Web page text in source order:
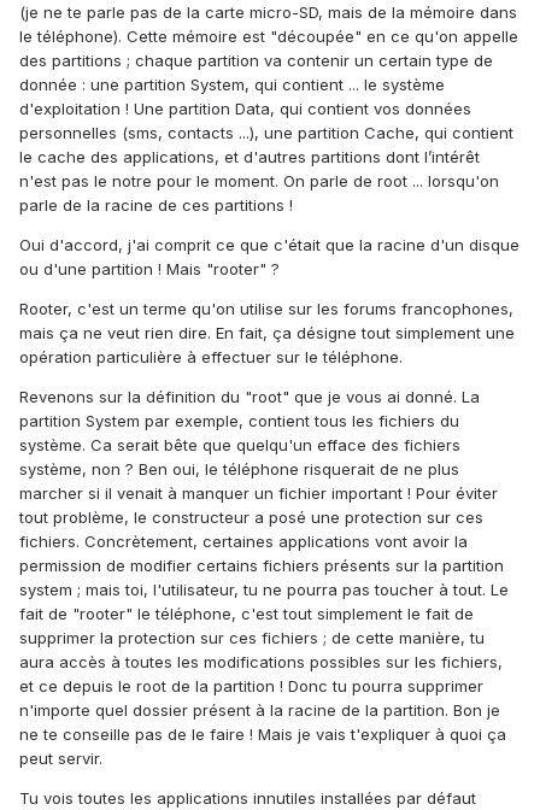
(je ne te parle pas de la carte micro-SD, mais de la mémoire dans
le téléphone). Cette mémoire est "découpée" en ce qu'on appelle
des partitions ; chaque partition va contenir un certain type de
donnée : une partition System, qui contient ... le système
d'exploitation ! Une partition Data, qui contient vos données
personnelles (sms, contacts ...), une partition Cache, qui contient
le cache des applications, et d'autres partitions dont l’intérêt
n'est pas le notre pour le moment. On parle de root ... lorsqu'on
parle de la racine de ces partitions !
Oui d'accord, j'ai comprit ce que c'était que la racine d'un disque
ou d'une partition ! Mais "rooter" ?
Rooter, c'est un terme qu'on utilise sur les forums francophones,
mais ça ne veut rien dire. En fait, ça désigne tout simplement une
opération particulière à effectuer sur le téléphone.
Revenons sur la définition du "root" que je vous ai donné. La
partition System par exemple, contient tous les fichiers du
système. Ca serait bête que quelqu'un efface des fichiers
système, non ? Ben oui, le téléphone risquerait de ne plus
marcher si il venait à manquer un fichier important ! Pour éviter
tout problème, le constructeur a posé une protection sur ces
fichiers. Concrètement, certaines applications vont avoir la
permission de modifier certains fichiers présents sur la partition
system ; mais toi, l'utilisateur, tu ne pourra pas toucher à tout. Le
fait de "rooter" le téléphone, c'est tout simplement le fait de
supprimer la protection sur ces fichiers ; de cette manière, tu
aura accès à toutes les modifications possibles sur les fichiers,
et ce depuis le root de la partition ! Donc tu pourra supprimer
n'importe quel dossier présent à la racine de la partition. Bon je
ne te conseille pas de le faire ! Mais je vais t'expliquer à quoi ça
peut servir.
Tu vois toutes les applications innutiles installées par défaut